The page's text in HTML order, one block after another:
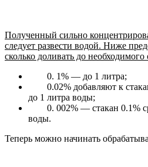
Полученный сильно
следует развести водой. Ниже
сколько доливать до необходимого
0. 1% — до 1 литра;
0.02% добавляют к
до 1 литра воды;
0. 002% — стакан 0.1%
воды.
Теперь можно начинать